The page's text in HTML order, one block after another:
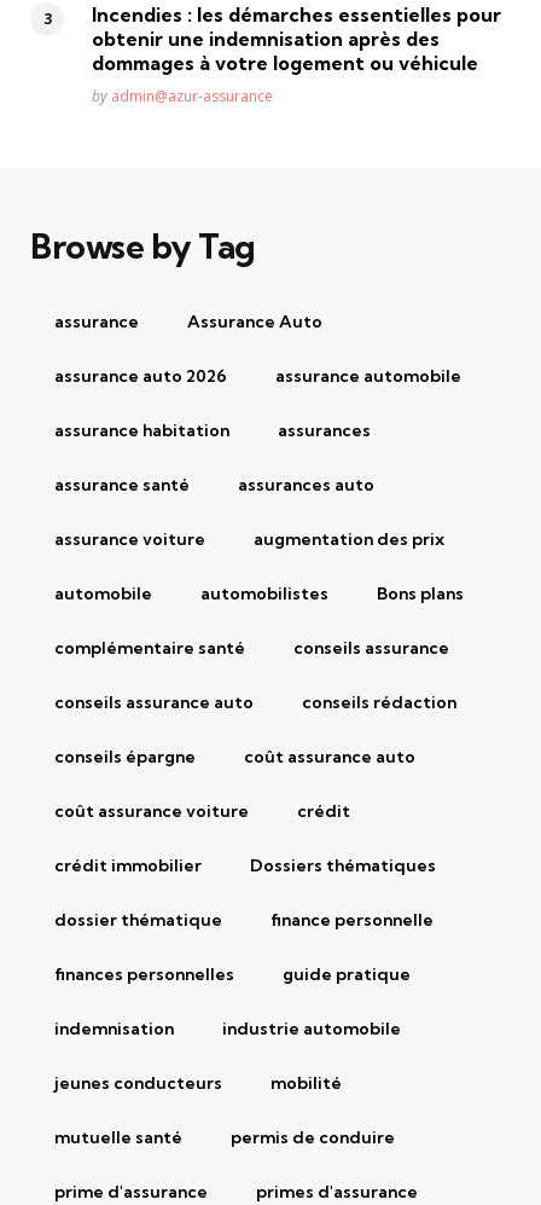
Incendies : les démarches essentielles pour
obtenir une indemnisation après des
dommages à votre logement ou véhicule
Posted
by admin@azur-assurance
Browse by Tag
assurance Assurance Auto
assurance auto 2026 assurance automobile
assurance habitation assurances
assurance santé assurances auto
assurance voiture augmentation des prix
automobile automobilistes Bons plans
complémentaire santé conseils assurance
conseils assurance auto conseils rédaction
conseils épargne coût assurance auto
coût assurance voiture crédit
crédit immobilier Dossiers thématiques
dossier thématique finance personnelle
finances personnelles guide pratique
indemnisation industrie automobile
jeunes conducteurs mobilité
mutuelle santé permis de conduire
prime d'assurance primes d'assurance